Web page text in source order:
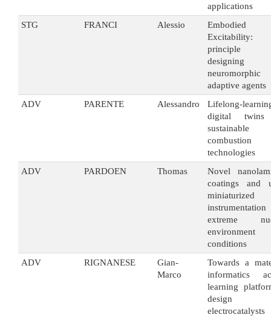
applications
STG
FRANCI Alessio
Embodied
principle
designing
neuromorphic
adaptive agents
ADV
PARENTE Alessandro
Lifelong-
digital
sustainable
combustion
technologies
ADV
PARDOEN Thomas
Novel
coatings and
miniaturized
extreme
environment
conditions
ADV
RIGNANESE
Gian-
Marco
Towards a
informatics
learning
design
electrocatalysts